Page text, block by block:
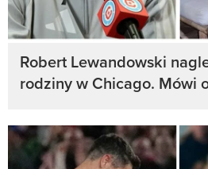
Robert Lewandowski
rodziny w Chicago. Mówi